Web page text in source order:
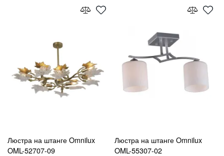
Люстра на штанге Omnilux
OML-52707-09
Люстра на штанге Omnilux
OML-55307-02